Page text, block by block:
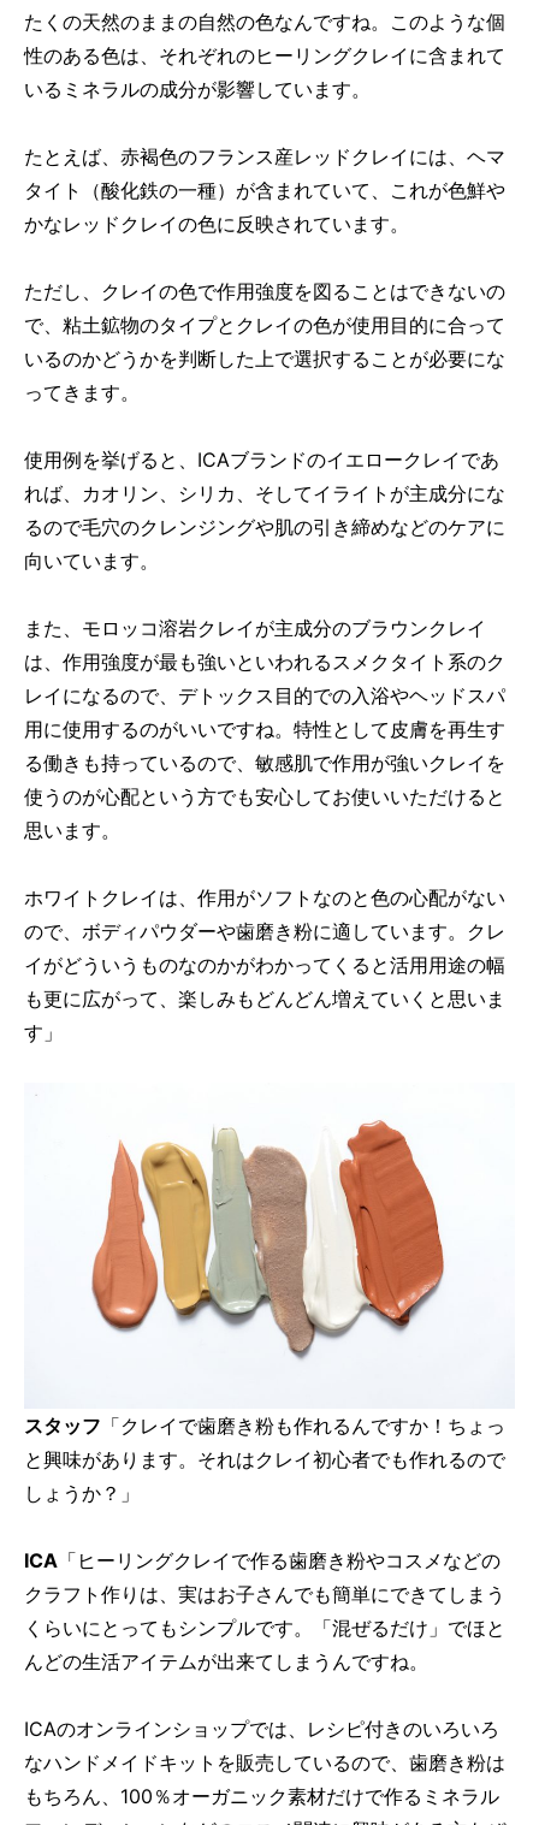
たくの天然のままの自然の色なんですね。このような個
性のある色は、それぞれのヒーリングクレイに含まれて
いるミネラルの成分が影響しています。
たとえば、赤褐色のフランス産レッドクレイには、ヘマ
タイト（酸化鉄の一種）が含まれていて、これが色鮮や
かなレッドクレイの色に反映されています。
ただし、クレイの色で作用強度を図ることはできないの
で、粘土鉱物のタイプとクレイの色が使用目的に合って
いるのかどうかを判断した上で選択することが必要にな
ってきます。
使用例を挙げると、ICAブランドのイエロークレイであ
れば、カオリン、シリカ、そしてイライトが主成分にな
るので毛穴のクレンジングや肌の引き締めなどのケアに
向いています。
また、モロッコ溶岩クレイが主成分のブラウンクレイ
は、作用強度が最も強いといわれるスメクタイト系のク
レイになるので、デトックス目的での入浴やヘッドスパ
用に使用するのがいいですね。特性として皮膚を再生す
る働きも持っているので、敏感肌で作用が強いクレイを
使うのが心配という方でも安心してお使いいただけると
思います。
ホワイトクレイは、作用がソフトなのと色の心配がない
ので、ボディパウダーや歯磨き粉に適しています。クレ
イがどういうものなのかがわかってくると活用用途の幅
も更に広がって、楽しみもどんどん増えていくと思いま
す」
スタッフ 「クレイで歯磨き粉も作れるんですか！ちょっ
と興味があります。それはクレイ初心者でも作れるので
しょうか？」
ICA 「ヒーリングクレイで作る歯磨き粉やコスメなどの
クラフト作りは、実はお子さんでも簡単にできてしまう
くらいにとってもシンプルです。「混ぜるだけ」でほと
んどの生活アイテムが出来てしまうんですね。
ICAのオンラインショップでは、レシピ付きのいろいろ
なハンドメイドキットを販売しているので、歯磨き粉は
もちろん、100％オーガニック素材だけで作るミネラル